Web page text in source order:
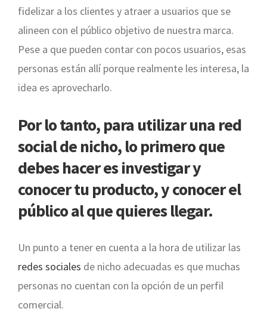
fidelizar a los clientes y atraer a usuarios que se
alineen con el público objetivo de nuestra marca.
Pese a que pueden contar con pocos usuarios, esas
personas están allí porque realmente les interesa, la
idea es aprovecharlo.
Por lo tanto, para utilizar una red
social de nicho, lo primero que
debes hacer es investigar y
conocer tu producto, y conocer el
público al que quieres llegar.
Un punto a tener en cuenta a la hora de utilizar las
redes sociales de nicho adecuadas es que muchas
personas no cuentan con la opción de un perfil
comercial.